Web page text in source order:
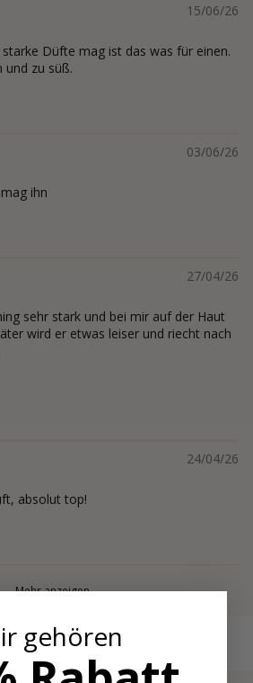
15/06/26
Düfte mag ist das was für einen.
und zu süß.
03/06/26
ihn
27/04/26
sehr stark und bei mir auf der Haut
wird er etwas leiser und riecht nach
24/04/26
absolut top!
Mehr anzeigen
gehören